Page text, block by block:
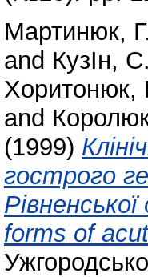
Мартинюк,
and КузІн,
Хоритонюк,
and
(1999)
гострого
forms of